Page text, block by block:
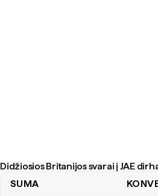
Didžiosios Britanijos svarai į JAE
SUMA